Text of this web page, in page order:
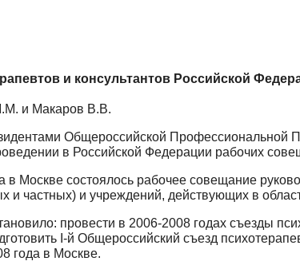
и консультантов Российской
Общероссийской Профессиональной
в Российской Федерации рабочих
в Москве состоялось рабочее совещание
и частных) и учреждений, действующих в
провести в 2006-2008 годах съезды
I-й Общероссийский съезд
года в Москве.